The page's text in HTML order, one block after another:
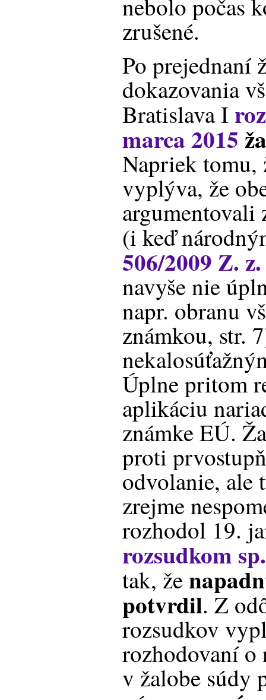
nebolo počas
zrušené.
Po prejednaní
dokazovania
Bratislava I
marca 2015
Napriek tomu,
vyplýva, že
argumentovali
(i keď
506/2009 Z. z.
navyše nie
napr. obranu
známkou, str.
Úplne pritom
aplikáciu
známke EÚ.
proti
odvolanie, ale
zrejme
rozhodol 19.
rozsudkom
tak, že
potvrdil. Z
rozsudkov
rozhodovaní o
v žalobe súdy